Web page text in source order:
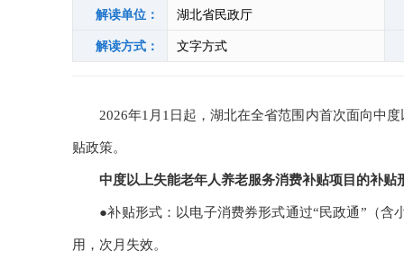
解读单位： 湖北省民政厅
解读方式： 文字方式
2026年1月1日起，湖北在全省范围内首次面向中度
贴政策。
中度以上失能老年人养老服务消费补贴项目的补贴
●补贴形式：以电子消费券形式通过“民政通”（含
用，次月失效。